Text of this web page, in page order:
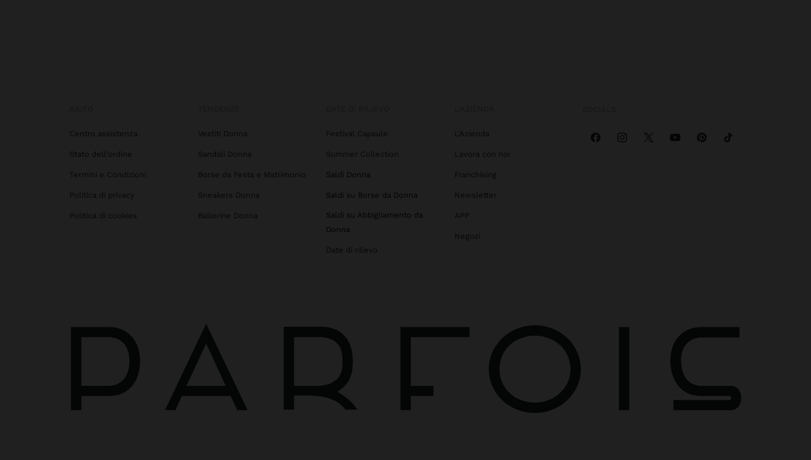
Centro assistenza
Stato dell'ordine
Termini e Condizioni
Politica di privacy
Politica di cookies
Vestiti Donna
Sandali Donna
Borse da Festa e Matrimonio
Sneakers Donna
Ballerine Donna
Festival Capsule
Summer Collection
Saldi Donna
Saldi su Borse da Donna
Saldi su Abbigliamento da
Donna
Date di rilievo
L'Azienda
Lavora con noi
Franchising
Newsletter
APP
Negozi